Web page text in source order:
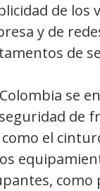
de los
y de
de
se
de
el
como